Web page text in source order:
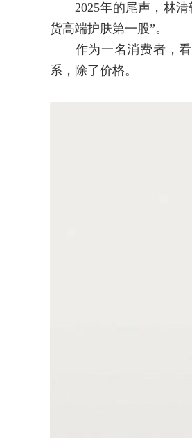
2025年的尾声，林清
货高端护肤第一股”。
作为一名消费者，看
系，除了价格。